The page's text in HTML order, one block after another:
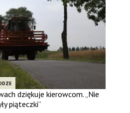
dziękuje kierowcom. „Nie
piąteczki”